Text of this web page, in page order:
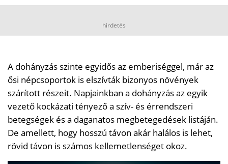
hirdetés
A dohányzás szinte egyidős az emberiséggel, már az
ősi népcsoportok is elszívták bizonyos növények
szárított részeit. Napjainkban a dohányzás az egyik
vezető kockázati tényező a szív- és érrendszeri
betegségek és a daganatos megbetegedések listáján.
De amellett, hogy hosszú távon akár halálos is lehet,
rövid távon is számos kellemetlenséget okoz.